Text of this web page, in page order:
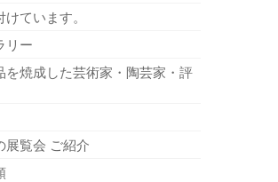
ています。
リー
を焼成した芸術家・陶芸家・評
展覧会 ご紹介